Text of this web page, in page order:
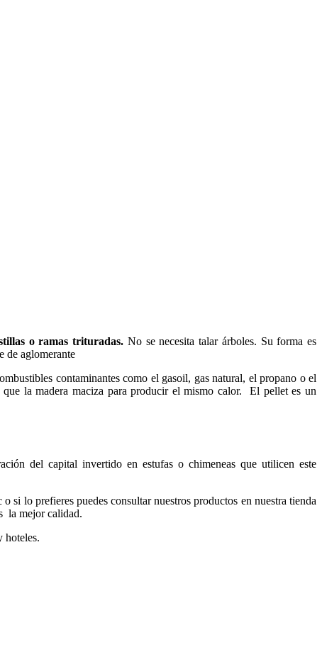
o ramas trituradas. No se necesita talar árboles. Su forma es
de aglomerante
contaminantes como el gasoil, gas natural, el propano o el
la madera maciza para producir el mismo calor. El pellet es un
del capital invertido en estufas o chimeneas que utilicen este
si lo prefieres puedes consultar nuestros productos en nuestra tienda
la mejor calidad.
hoteles.